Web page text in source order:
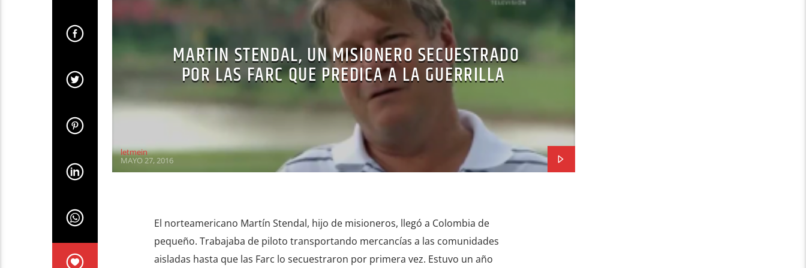
MARTIN STENDAL, UN MISIONERO SECUESTRADO
POR LAS FARC QUE PREDICA A LA GUERRILLA
letmein
MAYO 27, 2016
El norteamericano Martín Stendal, hijo de misioneros, llegó a Colombia de
pequeño. Trabajaba de piloto transportando mercancías a las comunidades
aisladas hasta que las Farc lo secuestraron por primera vez. Estuvo un año